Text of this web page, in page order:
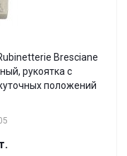
Bresciane
рукоятка с
положений